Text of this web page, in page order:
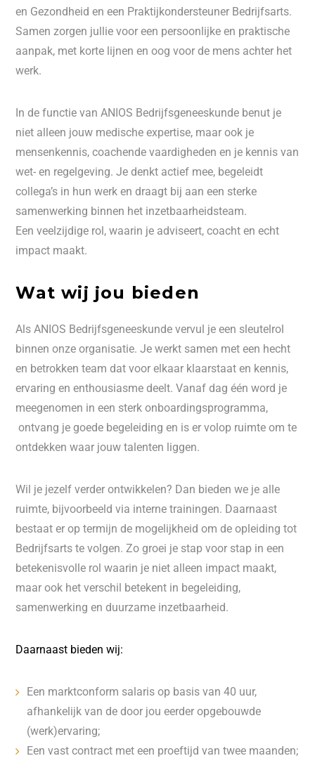
en Gezondheid en een Praktijkondersteuner Bedrijfsarts.
Samen zorgen jullie voor een persoonlijke en praktische
aanpak, met korte lijnen en oog voor de mens achter het
werk.
In de functie van ANIOS Bedrijfsgeneeskunde benut je
niet alleen jouw medische expertise, maar ook je
mensenkennis, coachende vaardigheden en je kennis van
wet- en regelgeving. Je denkt actief mee, begeleidt
collega’s in hun werk en draagt bij aan een sterke
samenwerking binnen het inzetbaarheidsteam.
Een veelzijdige rol, waarin je adviseert, coacht en echt
impact maakt.
Wat wij jou bieden
Als ANIOS Bedrijfsgeneeskunde vervul je een sleutelrol
binnen onze organisatie. Je werkt samen met een hecht
en betrokken team dat voor elkaar klaarstaat en kennis,
ervaring en enthousiasme deelt. Vanaf dag één word je
meegenomen in een sterk onboardingsprogramma,
ontvang je goede begeleiding en is er volop ruimte om te
ontdekken waar jouw talenten liggen.
Wil je jezelf verder ontwikkelen? Dan bieden we je alle
ruimte, bijvoorbeeld via interne trainingen. Daarnaast
bestaat er op termijn de mogelijkheid om de opleiding tot
Bedrijfsarts te volgen. Zo groei je stap voor stap in een
betekenisvolle rol waarin je niet alleen impact maakt,
maar ook het verschil betekent in begeleiding,
samenwerking en duurzame inzetbaarheid.
Daarnaast bieden wij:
Een marktconform salaris op basis van 40 uur,
afhankelijk van de door jou eerder opgebouwde
(werk)ervaring;
Een vast contract met een proeftijd van twee maanden;